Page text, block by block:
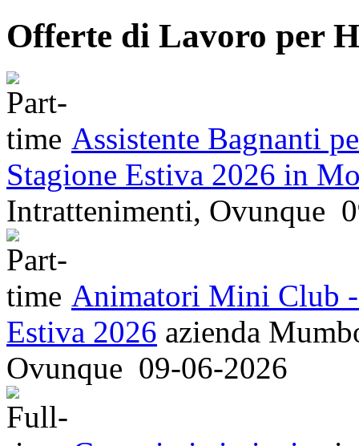
Offerte di Lavoro per
Assistente Bagnanti
Stagione Estiva 2026 in
Intrattenimenti, Ovunque
Animatori Mini Club -
Estiva 2026 azienda
Ovunque 09-06-2026